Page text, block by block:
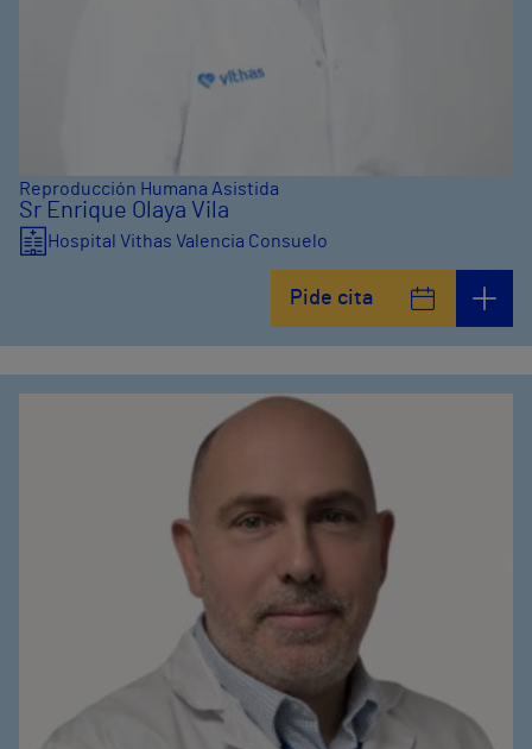
Reproducción Humana Asistida
Sr Enrique Olaya Vila
Hospital Vithas Valencia Consuelo
Pide cita